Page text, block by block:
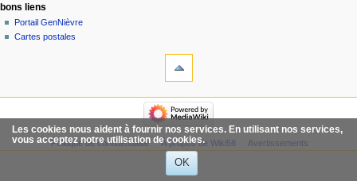
Les cookies nous aident à fournir nos services. En utilisant nos services,
vous acceptez notre utilisation de cookies.
OK
bons liens
Portail GenNièvre
Cartes postales
Politique de confidentialité À propos de Wiki58 Avertissements